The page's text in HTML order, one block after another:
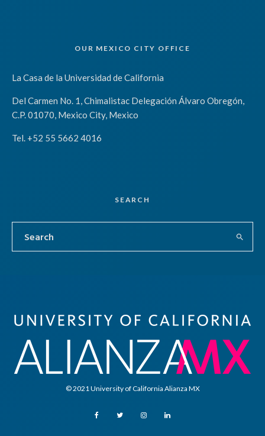
OUR MEXICO CITY OFFICE
La Casa de la Universidad de California
Del Carmen No. 1, Chimalistac Delegación Álvaro Obregón,
C.P. 01070, Mexico City, Mexico
Tel. +52 55 5662 4016
SEARCH
© 2021 University of California Alianza MX